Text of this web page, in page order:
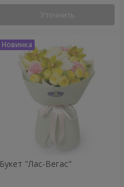
Уточнить
Букет "Лас-Вегас"